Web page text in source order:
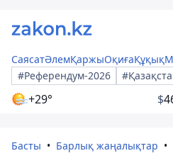
СаясатӘлемҚаржыОқиғаҚұқық
#Референдум-2026
+29° $
Басты Барлық жаңалықтар